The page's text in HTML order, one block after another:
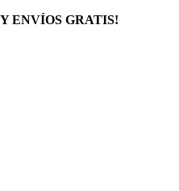
ENVÍOS GRATIS!